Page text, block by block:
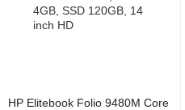
HP Elitebook Folio 9480M Core